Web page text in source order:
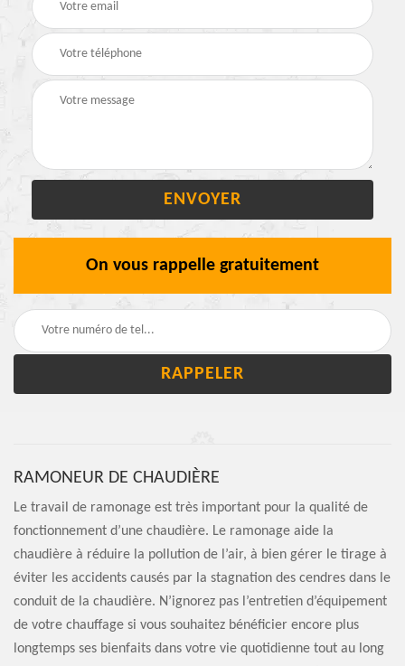
On vous rappelle gratuitement
RAMONEUR DE CHAUDIÈRE
Le travail de ramonage est très important pour la qualité de
fonctionnement d’une chaudière. Le ramonage aide la
chaudière à réduire la pollution de l’air, à bien gérer le tirage à
éviter les accidents causés par la stagnation des cendres dans le
conduit de la chaudière. N’ignorez pas l’entretien d’équipement
de votre chauffage si vous souhaitez bénéficier encore plus
longtemps ses bienfaits dans votre vie quotidienne tout au long